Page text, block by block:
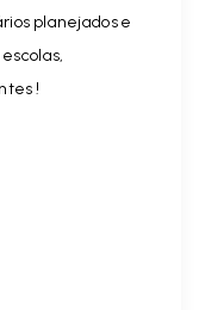
planejados e
!